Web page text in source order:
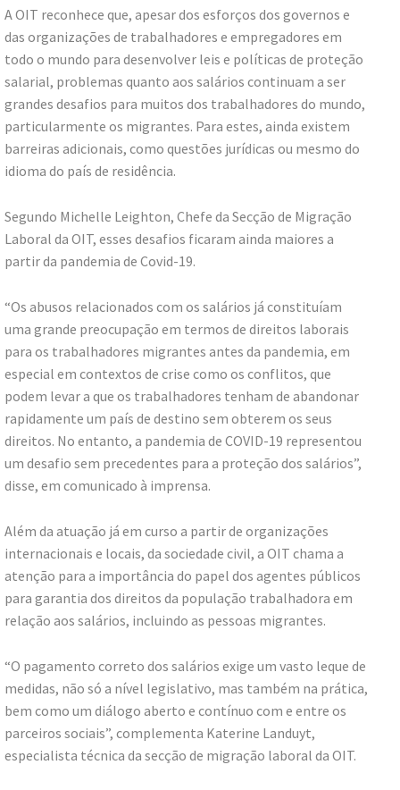
A OIT reconhece que, apesar dos esforços dos governos e
das organizações de trabalhadores e empregadores em
todo o mundo para desenvolver leis e políticas de proteção
salarial, problemas quanto aos salários continuam a ser
grandes desafios para muitos dos trabalhadores do mundo,
particularmente os migrantes. Para estes, ainda existem
barreiras adicionais, como questões jurídicas ou mesmo do
idioma do país de residência.
Segundo Michelle Leighton, Chefe da Secção de Migração
Laboral da OIT, esses desafios ficaram ainda maiores a
partir da pandemia de Covid-19.
“Os abusos relacionados com os salários já constituíam
uma grande preocupação em termos de direitos laborais
para os trabalhadores migrantes antes da pandemia, em
especial em contextos de crise como os conflitos, que
podem levar a que os trabalhadores tenham de abandonar
rapidamente um país de destino sem obterem os seus
direitos. No entanto, a pandemia de COVID-19 representou
um desafio sem precedentes para a proteção dos salários”,
disse, em comunicado à imprensa.
Além da atuação já em curso a partir de organizações
internacionais e locais, da sociedade civil, a OIT chama a
atenção para a importância do papel dos agentes públicos
para garantia dos direitos da população trabalhadora em
relação aos salários, incluindo as pessoas migrantes.
“O pagamento correto dos salários exige um vasto leque de
medidas, não só a nível legislativo, mas também na prática,
bem como um diálogo aberto e contínuo com e entre os
parceiros sociais”, complementa Katerine Landuyt,
especialista técnica da secção de migração laboral da OIT.